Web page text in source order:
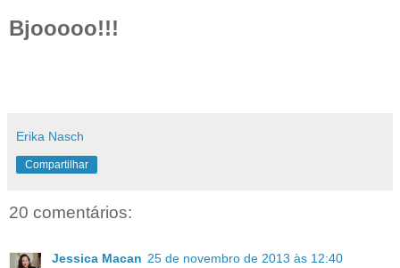
Bjooooo!!!
Erika Nasch
Compartilhar
20 comentários:
Jessica Macan 25 de novembro de 2013 às 12:40